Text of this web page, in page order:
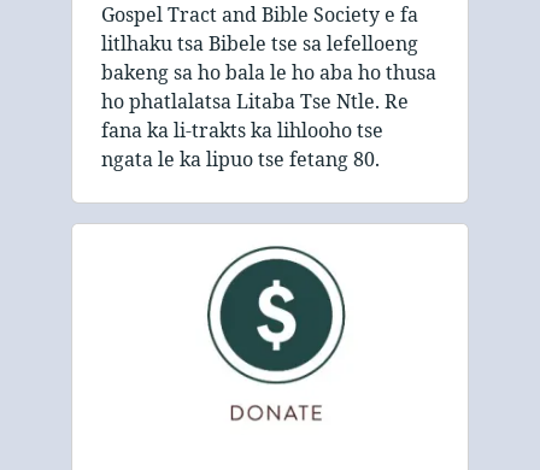
Gospel Tract and Bible Society e fa
litlhaku tsa Bibele tse sa lefelloeng
bakeng sa ho bala le ho aba ho thusa
ho phatlalatsa Litaba Tse Ntle. Re
fana ka li-trakts ka lihlooho tse
ngata le ka lipuo tse fetang 80.